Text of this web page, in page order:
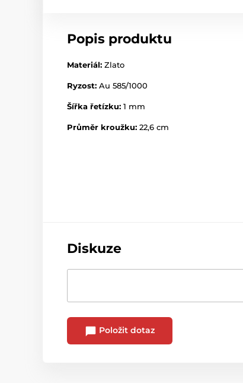
Popis produktu
Materiál: Zlato
Ryzost: Au 585/1000
Šířka řetízku: 1 mm
Průměr kroužku: 22,6 cm
Diskuze
Položit dotaz